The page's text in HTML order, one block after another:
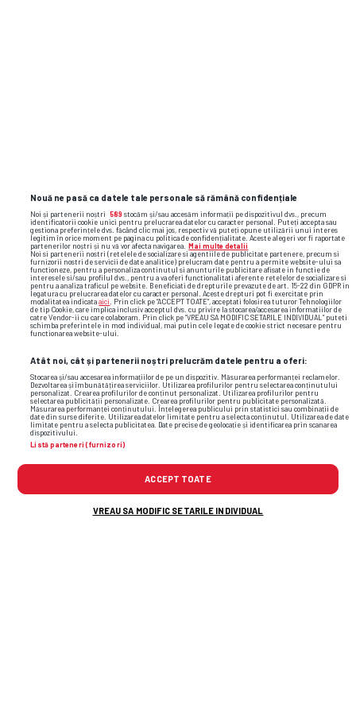
Foto24/45
Nouă ne pasă ca datele tale personale să rămână confidențiale
Noi și partenerii noștri 589 stocăm și/sau accesăm informații pe dispozitivul dvs., precum
identificatorii cookie unici pentru prelucrarea datelor cu caracter personal. Puteți accepta sau
gestiona preferințele dvs. făcând clic mai jos, respectiv vă puteți opune utilizării unui interes
legitim în orice moment pe pagina cu politica de confidențialitate. Aceste alegeri vor fi raportate
partenerilor noștri și nu vă vor afecta navigarea. Mai multe detalii
Noi si partenerii nostri (retelele de socializare si agentiile de publicitate partenere, precum si
furnizorii nostri de servicii de date analitice) prelucram date pentru a permite website-ului sa
functioneze, pentru a personaliza continutul si anunturile publicitare afisate in functie de
interesele si/sau profilul dvs., pentru a va oferi functionalitati aferente retelelor de socializare si
pentru a analiza traficul pe website. Beneficiati de drepturile prevazute de art. 15-22 din GDPR in
legatura cu prelucrarea datelor cu caracter personal. Aceste drepturi pot fi exercitate prin
modalitatea indicataaici
. Prin click pe “ACCEPT TOATE”, acceptati folosirea tuturor Tehnologiilor
de tip Cookie, care implica inclusiv acceptul dvs. cu privire la stocarea/accesarea informatiilor de
catre Vendor-ii cu care colaboram. Prin click pe “VREAU SA MODIFIC SETARILE INDIVIDUAL” puteti
schimba preferintele in mod individual, mai putin cele legate de cookie strict necesare pentru
functionarea website-ului.
Atât noi, cât și partenerii noștri prelucrăm datele pentru a oferi:
Stocarea și/sau accesarea informațiilor de pe un dispozitiv. Măsurarea performanței reclamelor.
Dezvoltarea și îmbunătățirea serviciilor. Utilizarea profilurilor pentru selectarea conținutului
personalizat. Crearea profilurilor de conținut personalizat. Utilizarea profilurilor pentru
selectarea publicității personalizate. Crearea profilurilor pentru publicitate personalizată.
Măsurarea performanței conținutului. Înțelegerea publicului prin statistici sau combinații de
date din surse diferite. Utilizarea datelor limitate pentru a selecta conținutul. Utilizarea de date
limitate pentru a selecta publicitatea. Date precise de geolocație și identificarea prin scanarea
dispozitivului.
Listă parteneri (furnizori)
ACCEPT TOATE
VREAU SA MODIFIC SETARILE INDIVIDUAL